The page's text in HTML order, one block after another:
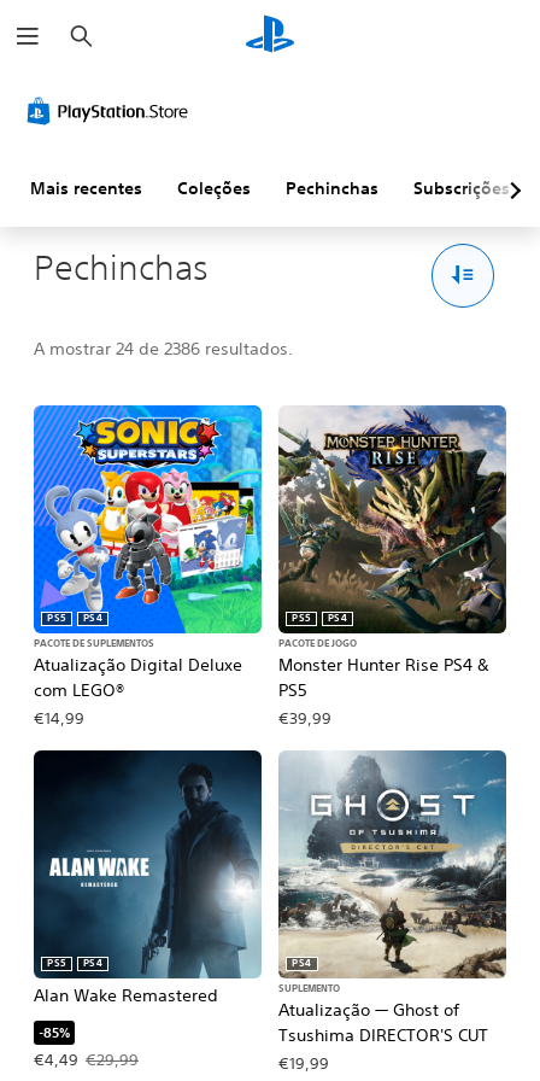
e
s
i
s
Mais recentes Coleções Pechinchas Subscrições
Pechinchas
A mostrar 24 de 2386 resultados.
Atualização Digital Deluxe
com LEGO®
PS5
PS4
PACOTE DE SUPLEMENTOS
€14,99
Monster Hunter Rise PS4 &
PS5
PS5
PS4
PACOTE DE JOGO
€39,99
Alan Wake Remastered
PS5 PS4
-85%
€4,49
Preço da oferta: €4,49. Preço original: €29,99.
€29,99
Atualização — Ghost of
Tsushima DIRECTOR'S CUT
PS4
SUPLEMENTO
€19,99